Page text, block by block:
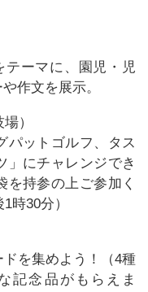
ーマに、園児・児
作文を展示。
）
パットゴルフ、タス
」にチャレンジでき
を持参の上ご参加く
時30分）
を集めよう！（4種
記念品がもらえま